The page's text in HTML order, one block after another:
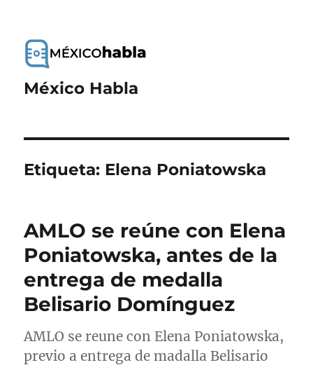
México Habla
Etiqueta: Elena Poniatowska
AMLO se reúne con Elena
Poniatowska, antes de la
entrega de medalla
Belisario Domínguez
AMLO se reune con Elena Poniatowska,
previo a entrega de madalla Belisario